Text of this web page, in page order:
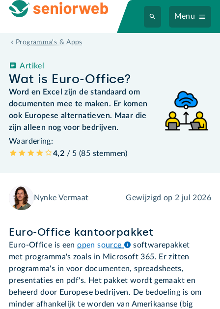
Menu
Programma's & Apps
Wat is Euro-Office?
Artikel
Word en Excel zijn de standaard om
documenten mee te maken. Er komen
ook Europese alternatieven. Maar die
zijn alleen nog voor bedrijven.
Waardering:
4,2 / 5 (85 stemmen)
Nynke Vermaat Gewijzigd op2 jul 2026
Euro-Office kantoorpakket
Euro-Office is eenopen source
softwarepakket
met programma's zoals in Microsoft 365. Er zitten
programma's in voor documenten, spreadsheets,
presentaties en pdf's. Het pakket wordt gemaakt en
beheerd door Europese bedrijven. De bedoeling is om
minder afhankelijk te worden van Amerikaanse (big